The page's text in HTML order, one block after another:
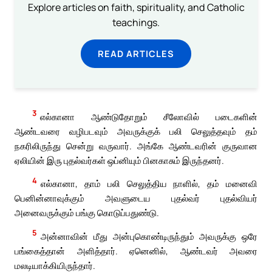
Explore articles on faith, spirituality, and Catholic
teachings.
READ ARTICLES
3 எல்கானா ஆண்டுதோறும் சீலோவில் படைகளின்
ஆண்டவரை வழிபடவும் அவருக்குக் பலி செலுத்தவும் தம்
நகரிலிருந்து சென்று வருவார். அங்கே ஆண்டவரின் குருவான
ஏலியின் இரு புதல்வர்கள் ஒப்னியும் பினகாசும் இருந்தனர்.
4 எல்கானா, தாம் பலி செலுத்திய நாளில், தம் மனைவி
பெனின்னாவுக்கும் அவளுடைய புதல்வர் புதல்வியர்
அனைவருக்கும் பங்கு கொடுப்பதுண்டு.
5 அன்னாவின் மீது அன்புகொண்டிருந்தும் அவருக்கு ஒரே
பங்கைத்தான் அளித்தார். ஏனெனில், ஆண்டவர் அவரை
மலடியாக்கியிருந்தார்.